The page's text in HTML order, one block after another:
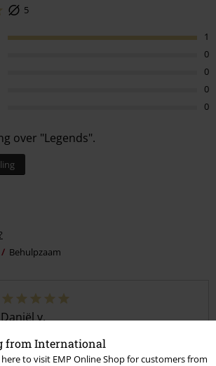
from International
here to visit EMP Online Shop for customers from
5
1
0
0
0
0
over "Legends".
Behulpzaam
Daniël v.
Gepost op: woensdag, 8 oktober 2025